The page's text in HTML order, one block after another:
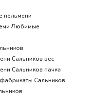
пельмени
Любимые
Сальников вес
Сальников пачка
Сальников